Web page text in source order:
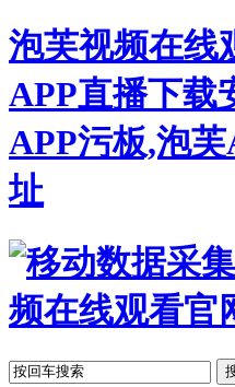
泡芙视频在线
APP直播下载
APP污板,泡
址